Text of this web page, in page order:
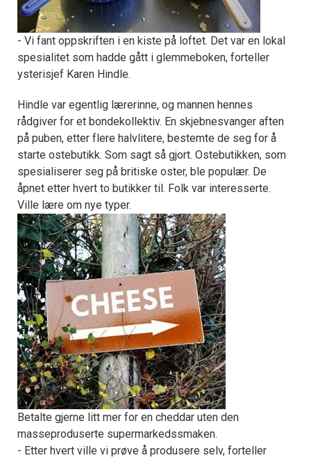
- Vi fant oppskriften i en kiste på loftet. Det var en lokal
spesialitet som hadde gått i glemmeboken, forteller
ysterisjef Karen Hindle.
Hindle var egentlig lærerinne, og mannen hennes
rådgiver for et bondekollektiv. En skjebnesvanger aften
på puben, etter flere halvlitere, bestemte de seg for å
starte ostebutikk. Som sagt så gjort. Ostebutikken, som
spesialiserer seg på britiske oster, ble populær. De
åpnet etter hvert to butikker til. Folk var interesserte.
Ville lære om nye typer.
Betalte gjerne litt mer for en cheddar uten den
masseproduserte supermarkedssmaken.
- Etter hvert ville vi prøve å produsere selv, forteller